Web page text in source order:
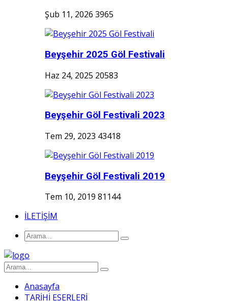
Şub 11, 2026 3965
Beyşehir 2025 Göl Festivali
Haz 24, 2025 20583
Beyşehir Göl Festivali 2023
Tem 29, 2023 43418
Beyşehir Göl Festivali 2019
Tem 10, 2019 81144
İLETİŞİM
Anasayfa
TARİHİ ESERLERİ